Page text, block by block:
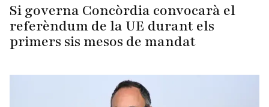
Si governa Concòrdia convocarà el
referèndum de la UE durant els
primers sis mesos de mandat